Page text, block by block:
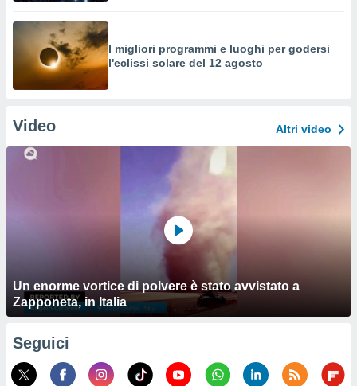
I migliori programmi e luoghi per godersi
l'eclissi solare del 12 agosto
Video Altri video
Un enorme vortice di polvere è stato avvistato a
Zapponeta, in Italia
Seguici